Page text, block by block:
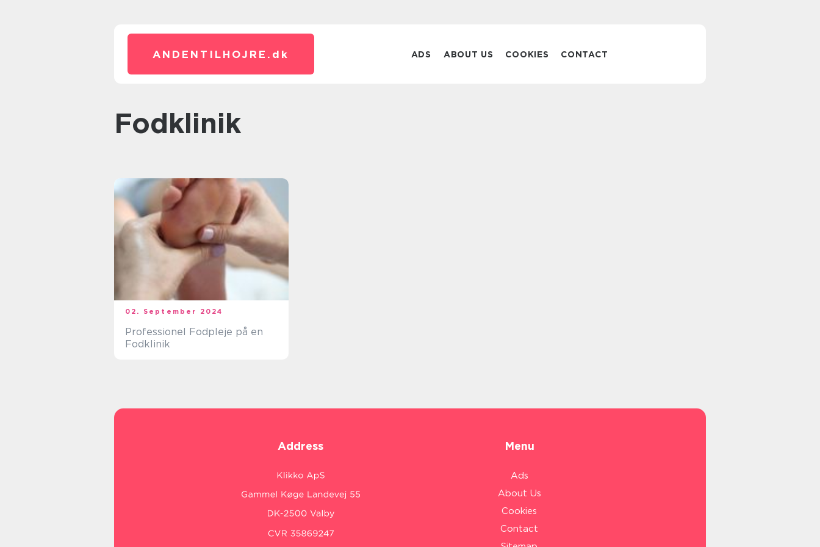
ANDENTILHOJRE. dk ADS ABOUT US COOKIES CONTACT
fodklinik
02. September 2024
Professionel Fodpleje på en
Fodklinik
Address Menu
Ads
About Us
Cookies
Contact